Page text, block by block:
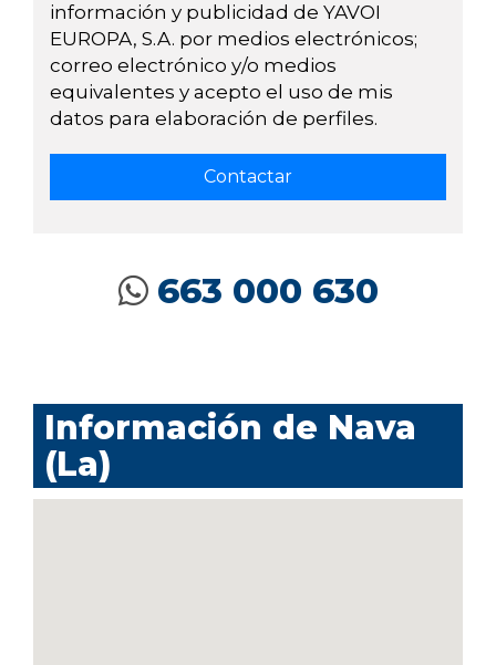
información y publicidad de YAVOI
EUROPA, S.A. por medios electrónicos;
correo electrónico y/o medios
equivalentes y acepto el uso de mis
datos para elaboración de perfiles.
663 000 630
Información de Nava
(La)